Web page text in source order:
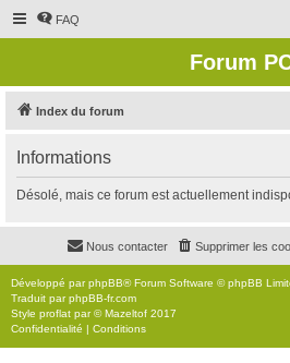
FAQ
Forum
Index du forum
Informations
Désolé, mais ce forum est actuellement
Supprimer les
Nous contacter
Développé parphpBB® Forum Software © phpBB
Traduit parphpBB-fr.com
Style proflat par ©Mazeltof 2017
Confidentialité | Conditions